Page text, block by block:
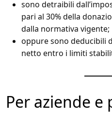
sono detraibili
pari al 30% della
dalla normativa vigente;
oppure sono deducibili
netto entro i limiti
Per aziende e